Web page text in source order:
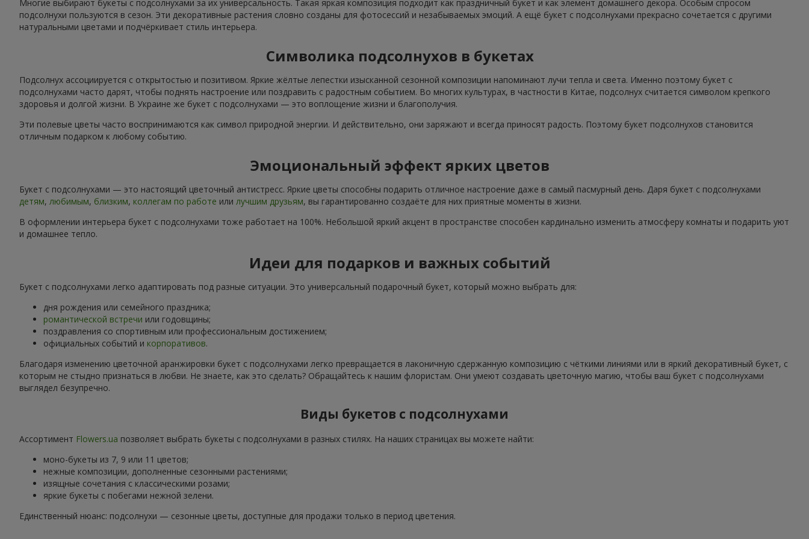
Многие выбирают букеты с подсолнухами за их универсальность. Такая яркая композиция подходит как праздничный букет и как элемент домашнего декора. Особым спросом
подсолнухи пользуются в сезон. Эти декоративные растения словно созданы для фотосессий и незабываемых эмоций. А ещё букет с подсолнухами прекрасно сочетается с другими
натуральными цветами и подчёркивает стиль интерьера.
Символика подсолнухов в букетах
Подсолнух ассоциируется с открытостью и позитивом. Яркие жёлтые лепестки изысканной сезонной композиции напоминают лучи тепла и света. Именно поэтому букет с
подсолнухами часто дарят, чтобы поднять настроение или поздравить с радостным событием. Во многих культурах, в частности в Китае, подсолнух считается символом крепкого
здоровья и долгой жизни. В Украине же букет с подсолнухами — это воплощение жизни и благополучия.
Эти полевые цветы часто воспринимаются как символ природной энергии. И действительно, они заряжают и всегда приносят радость. Поэтому букет подсолнухов становится
отличным подарком к любому событию.
Эмоциональный эффект ярких цветов
Букет с подсолнухами — это настоящий цветочный антистресс. Яркие цветы способны подарить отличное настроение даже в самый пасмурный день. Даря букет с подсолнухами
детям, любимым, близким, коллегам по работе или лучшим друзьям, вы гарантированно создаёте для них приятные моменты в жизни.
В оформлении интерьера букет с подсолнухами тоже работает на 100%. Небольшой яркий акцент в пространстве способен кардинально изменить атмосферу комнаты и подарить уют
и домашнее тепло.
Идеи для подарков и важных событий
Букет с подсолнухами легко адаптировать под разные ситуации. Это универсальный подарочный букет, который можно выбрать для:
дня рождения или семейного праздника;
романтической встречи или годовщины;
поздравления со спортивным или профессиональным достижением;
официальных событий и корпоративов.
Благодаря изменению цветочной аранжировки букет с подсолнухами легко превращается в лаконичную сдержанную композицию с чёткими линиями или в яркий декоративный букет, с
которым не стыдно признаться в любви. Не знаете, как это сделать? Обращайтесь к нашим флористам. Они умеют создавать цветочную магию, чтобы ваш букет с подсолнухами
выглядел безупречно.
Виды букетов с подсолнухами
Ассортимент Flowers.ua позволяет выбрать букеты с подсолнухами в разных стилях. На наших страницах вы можете найти:
моно-букеты из 7, 9 или 11 цветов;
нежные композиции, дополненные сезонными растениями;
изящные сочетания с классическими розами;
яркие букеты с побегами нежной зелени.
Единственный нюанс: подсолнухи — сезонные цветы, доступные для продажи только в период цветения.